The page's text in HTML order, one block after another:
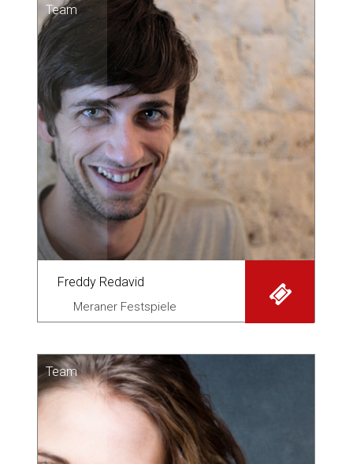
Team
Freddy Redavid
Meraner Festspiele
Team